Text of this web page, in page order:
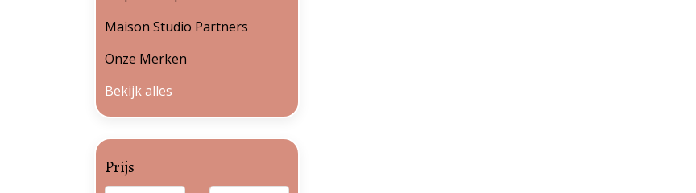
Maison Studio Partners
Onze Merken
Bekijk alles
Prijs